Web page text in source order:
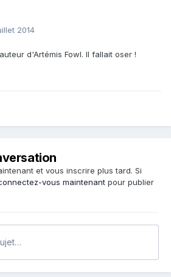
2014
d'Artémis Fowl. Il fallait oser !
et vous inscrire plus tard. Si
vous maintenant pour publier